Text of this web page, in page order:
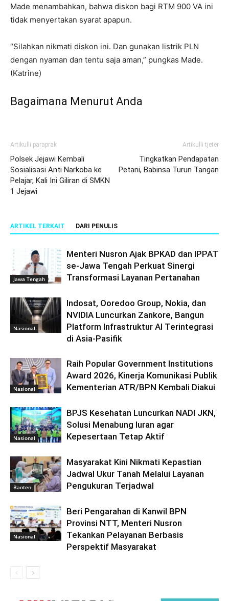
Made menambahkan, bahwa diskon bagi RTM 900 VA ini
tidak menyertakan syarat apapun.
“Silahkan nikmati diskon ini. Dan gunakan listrik PLN
dengan nyaman dan tentu saja aman,” pungkas Made.
(Katrine)
Bagaimana Menurut Anda
Artikulli paraprak
Polsek Jejawi Kembali
Sosialisasi Anti Narkoba ke
Pelajar, Kali Ini Giliran di SMKN
1 Jejawi
Artikulli tjetër
Tingkatkan Pendapatan
Petani, Babinsa Turun Tangan
ARTIKEL TERKAIT DARI PENULIS
Jawa Tengah
Menteri Nusron Ajak BPKAD dan IPPAT
se-Jawa Tengah Perkuat Sinergi
Transformasi Layanan Pertanahan
Nasional
Indosat, Ooredoo Group, Nokia, dan
NVIDIA Luncurkan Zankore, Bangun
Platform Infrastruktur AI Terintegrasi
di Asia-Pasifik
Nasional
Raih Popular Government Institutions
Award 2026, Kinerja Komunikasi Publik
Kementerian ATR/BPN Kembali Diakui
Nasional
BPJS Kesehatan Luncurkan NADI JKN,
Solusi Menabung Iuran agar
Kepesertaan Tetap Aktif
Banten
Masyarakat Kini Nikmati Kepastian
Jadwal Ukur Tanah Melalui Layanan
Pengukuran Terjadwal
Nasional
Beri Pengarahan di Kanwil BPN
Provinsi NTT, Menteri Nusron
Tekankan Pelayanan Berbasis
Perspektif Masyarakat